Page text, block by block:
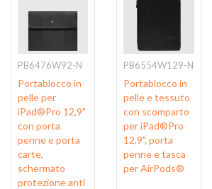
PB6476W92-N
Portablocco in
pelle per
iPad®Pro 12,9"
con porta
penne e porta
carte,
schermato
protezione anti
PB6554W129-N
Portablocco in
pelle e tessuto
con scomparto
per iPad®Pro
12,9", porta
penne e tasca
per AirPods®